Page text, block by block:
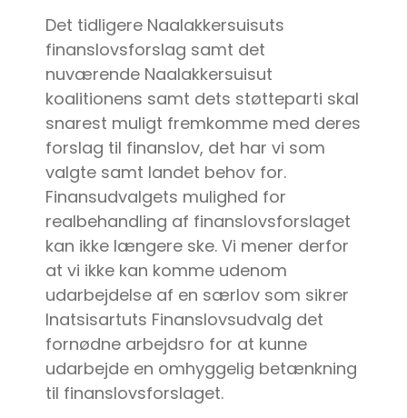
Det tidligere Naalakkersuisuts
finanslovsforslag samt det
nuværende Naalakkersuisut
koalitionens samt dets støtteparti skal
snarest muligt fremkomme med deres
forslag til finanslov, det har vi som
valgte samt landet behov for.
Finansudvalgets mulighed for
realbehandling af finanslovsforslaget
kan ikke længere ske. Vi mener derfor
at vi ikke kan komme udenom
udarbejdelse af en særlov som sikrer
Inatsisartuts Finanslovsudvalg det
fornødne arbejdsro for at kunne
udarbejde en omhyggelig betænkning
til finanslovsforslaget.